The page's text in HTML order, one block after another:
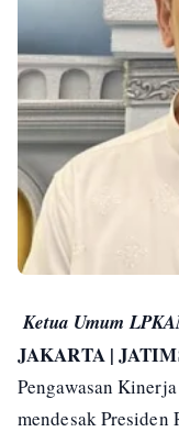
Ketua Umum
JAKARTA |
Pengawasan
mendesak